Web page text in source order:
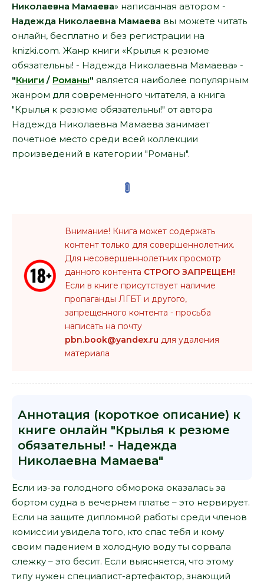
Николаевна Мамаева» написанная автором -
Надежда Николаевна Мамаева вы можете читать
онлайн, бесплатно и без регистрации на
knizki.com. Жанр книги «Крылья к резюме
обязательны! - Надежда Николаевна Мамаева» -
"Книги / Романы" является наиболее популярным
жанром для современного читателя, а книга
"Крылья к резюме обязательны!" от автора
Надежда Николаевна Мамаева занимает
почетное место среди всей коллекции
произведений в категории "Романы".
Внимание! Книга может содержать
контент только для совершеннолетних.
Для несовершеннолетних просмотр
данного контента СТРОГО ЗАПРЕЩЕН!
Если в книге присутствует наличие
пропаганды ЛГБТ и другого,
запрещенного контента - просьба
написать на почту
pbn.book@yandex.ru для удаления
материала
Аннотация (короткое описание) к
книге онлайн "Крылья к резюме
обязательны! - Надежда
Николаевна Мамаева"
Если из-за голодного обморока оказалась за
бортом судна в вечернем платье – это нервирует.
Если на защите дипломной работы среди членов
комиссии увидела того, кто спас тебя и кому
своим падением в холодную воду ты сорвала
слежку – это бесит. Если выясняется, что этому
типу нужен специалист-артефактор, знающий